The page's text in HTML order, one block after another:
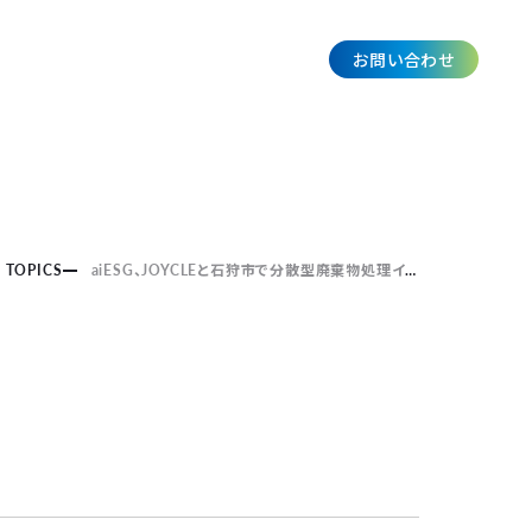
お問い合わせ
TOPICS aiESG、JOYCLEと石狩市で分散型廃棄物処理インフラ活用によるESG貢献インパクトを実証～分散型廃棄物処理モデルの構築を目指し官学民が連携、CO₂削減量など環境への貢献ならびにドライバーの労働環境改善の可能性を示すデータを確認～